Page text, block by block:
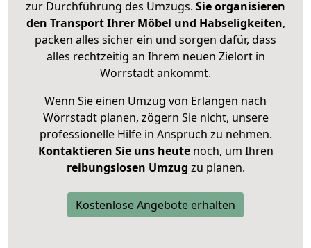
zur Durchführung des Umzugs. Sie organisieren
den Transport Ihrer Möbel und Habseligkeiten,
packen alles sicher ein und sorgen dafür, dass
alles rechtzeitig an Ihrem neuen Zielort in
Wörrstadt ankommt.
Wenn Sie einen Umzug von Erlangen nach
Wörrstadt planen, zögern Sie nicht, unsere
professionelle Hilfe in Anspruch zu nehmen.
Kontaktieren Sie uns heutenoch, um Ihren
reibungslosen Umzug zu planen.
Kostenlose Angebote erhalten